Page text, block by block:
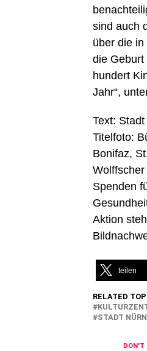
sind auch
über die
die
hundert
Jahr“,
Text:
Titelfoto:
Bonifaz,
Spenden
Aktion
teilen
RELATED
STADT
DON'T